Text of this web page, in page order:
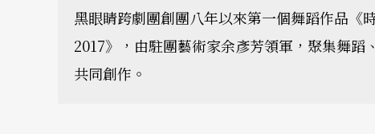
黑眼睛跨劇團創團八年以來第一個舞蹈作品
2017》，由駐團藝術家余彥芳領軍，聚集舞
共同創作。